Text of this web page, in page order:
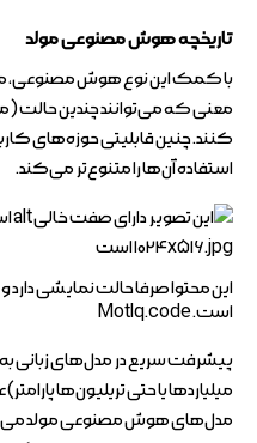
تاریخچه هوش مصنوعی مولد
با کمک این نوع هوش مصنوعی،
معنی که می‌توانند چندین حالت
کنند. چنین قابلیتی حوزه‌های
استفاده آن‌ها را متنوع‌تر می‌کند.
این محتوا صرفا حالت نمایشی
است.Motlq.code
میلیاردها یا حتی تریلیون‌ها
مدل‌های هوش مصنوعی مولد